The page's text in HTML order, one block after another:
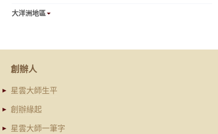
大洋洲地區
創辦人
星雲大師生平
創辦緣起
星雲大師一筆字